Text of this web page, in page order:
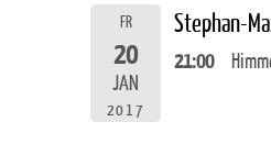
FR
20
JAN
2017
Stephan-
21:00